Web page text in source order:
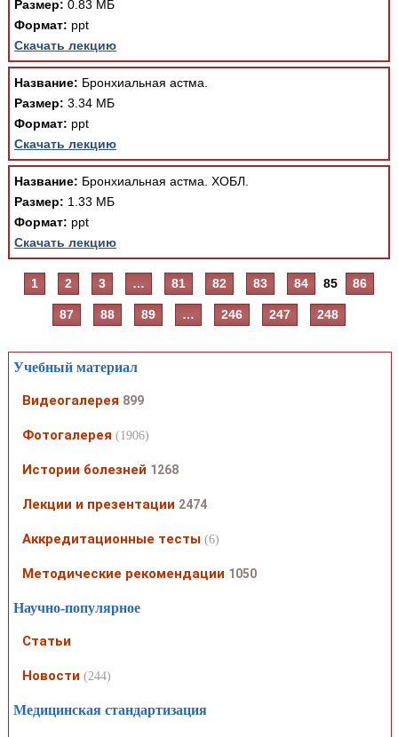
Размер: 0.83 МБ
Формат: ppt
Скачать лекцию
Название: Бронхиальная астма.
Размер: 3.34 МБ
Формат: ppt
Скачать лекцию
Название: Бронхиальная астма. ХОБЛ.
Размер: 1.33 МБ
Формат: ppt
Скачать лекцию
1 2 3 … 81 82 83 84 85 86
87 88 89 … 246 247 248
Учебный материал
Видеогалерея 899
Фотогалерея (1906)
Истории болезней 1268
Лекции и презентации 2474
Аккредитационные тесты (6)
Методические рекомендации 1050
Научно-популярное
Статьи
Новости (244)
Медицинская стандартизация